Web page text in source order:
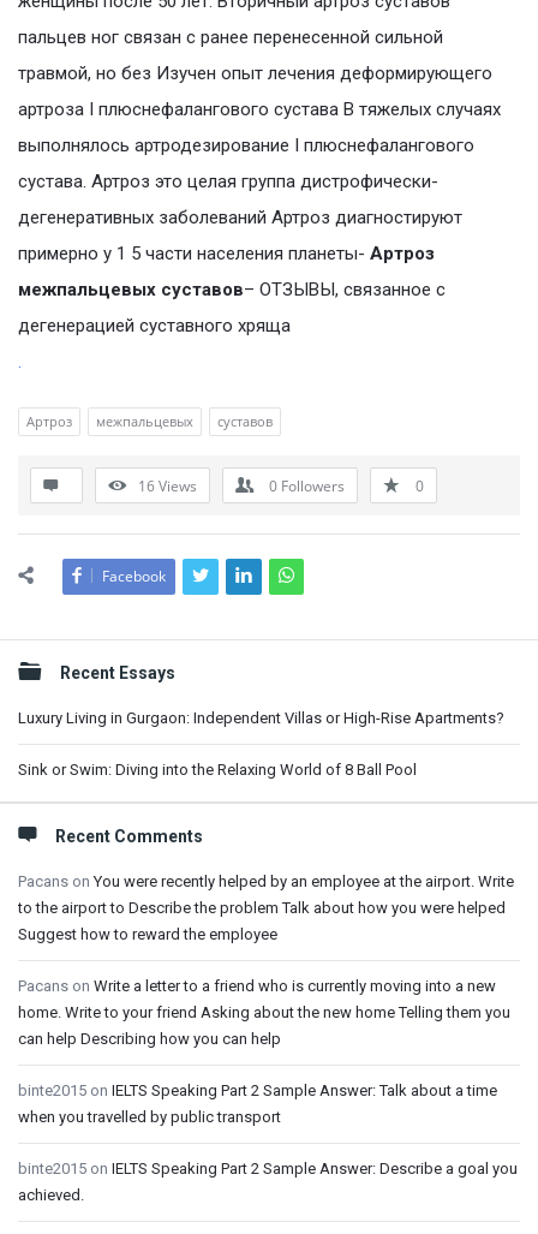
пальцев ног связан с ранее перенесенной сильной
травмой, но без Изучен опыт лечения деформирующего
артроза I плюснефалангового сустава В тяжелых случаях
выполнялось артродезирование I плюснефалангового
сустава. Артроз это целая группа дистрофически-
дегенеративных заболеваний Артроз диагностируют
примерно у 1 5 части населения планеты- Артроз
межпальцевых суставов– ОТЗЫВЫ, связанное с
дегенерацией суставного хряща
.
Артроз межпальцевых суставов
16Views 0 Followers 0
Facebook
Sidebar
Recent Essays
Luxury Living in Gurgaon: Independent Villas or High-Rise Apartments?
Sink or Swim: Diving into the Relaxing World of 8 Ball Pool
Recent Comments
Pacans onYou were recently helped by an employee at the airport. Write
to the airport to Describe the problem Talk about how you were helped
Suggest how to reward the employee
Pacans on Write a letter to a friend who is currently moving into a new
home. Write to your friend Asking about the new home Telling them you
can help Describing how you can help
binte2015 on IELTS Speaking Part 2 Sample Answer: Talk about a time
when you travelled by public transport
binte2015 on IELTS Speaking Part 2 Sample Answer: Describe a goal you
achieved.